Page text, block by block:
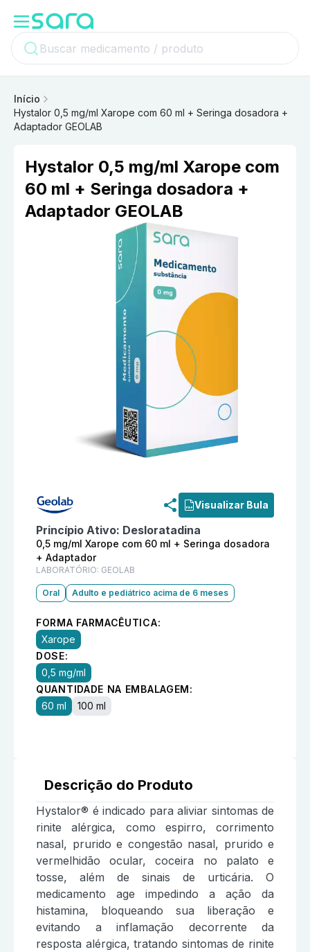
Início
Hystalor 0,5 mg/ml Xarope com 60 ml + Seringa dosadora +
Adaptador GEOLAB
Hystalor 0,5 mg/ml Xarope com
60 ml + Seringa dosadora +
Adaptador GEOLAB
Visualizar Bula
Princípio Ativo: Desloratadina
0,5 mg/ml Xarope com 60 ml + Seringa dosadora
+ Adaptador
LABORATÓRIO: GEOLAB
Oral Adulto e pediátrico acima de 6 meses
FORMA FARMACÊUTICA:
Xarope
DOSE:
0,5 mg/ml
QUANTIDADE NA EMBALAGEM:
60 ml
100 ml
Descrição do Produto
Hystalor® é indicado para aliviar sintomas de
rinite alérgica, como espirro, corrimento
nasal, prurido e congestão nasal, prurido e
vermelhidão ocular, coceira no palato e
tosse, além de sinais de urticária. O
medicamento age impedindo a ação da
histamina, bloqueando sua liberação e
evitando a inflamação decorrente da
resposta alérgica, tratando sintomas de rinite